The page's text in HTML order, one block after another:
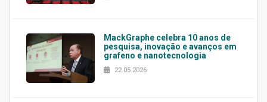
MackGraphe celebra 10 anos de
pesquisa, inovação e avanços em
grafeno e nanotecnologia
22.05.2026